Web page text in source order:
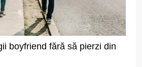
boyfriend fără să pierzi din